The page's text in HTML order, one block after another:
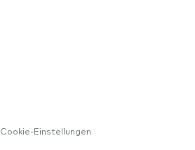
Cookie-Einstellungen